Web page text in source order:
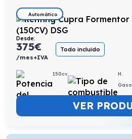
Automático
Desde:
375€
/mes+IVA
Todo incluido
150cv
H.
VER